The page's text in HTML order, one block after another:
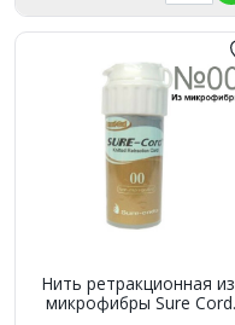
Нить ретракционная из
микрофибры Sure Cord